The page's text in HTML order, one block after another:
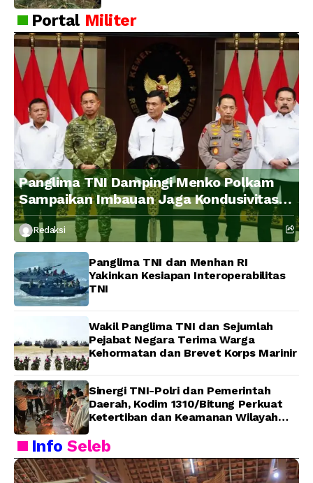
Portal Militer
Panglima TNI Dampingi Menko Polkam
Sampaikan Imbauan Jaga Kondusivitas
Bangsa
Redaksi
Panglima TNI dan Menhan RI
Yakinkan Kesiapan Interoperabilitas
TNI
Wakil Panglima TNI dan Sejumlah
Pejabat Negara Terima Warga
Kehormatan dan Brevet Korps Marinir
Sinergi TNI-Polri dan Pemerintah
Daerah, Kodim 1310/Bitung Perkuat
Ketertiban dan Keamanan Wilayah
InfoSeleb